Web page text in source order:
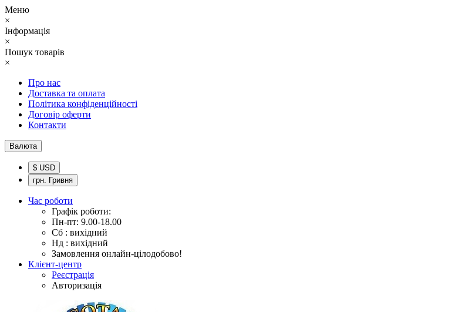
Меню
×
Інформація
×
Пошук товарів
×
Про нас
Доставка та оплата
Політика конфіденційності
Договір оферти
Контакти
Валюта
$ USD
грн. Гривня
Час роботи
Графік роботи:
Пн-пт: 9.00-18.00
Сб : вихідний
Нд : вихідний
Замовлення онлайн-цілодобово!
Клієнт-центр
Реєстрація
Авторизація